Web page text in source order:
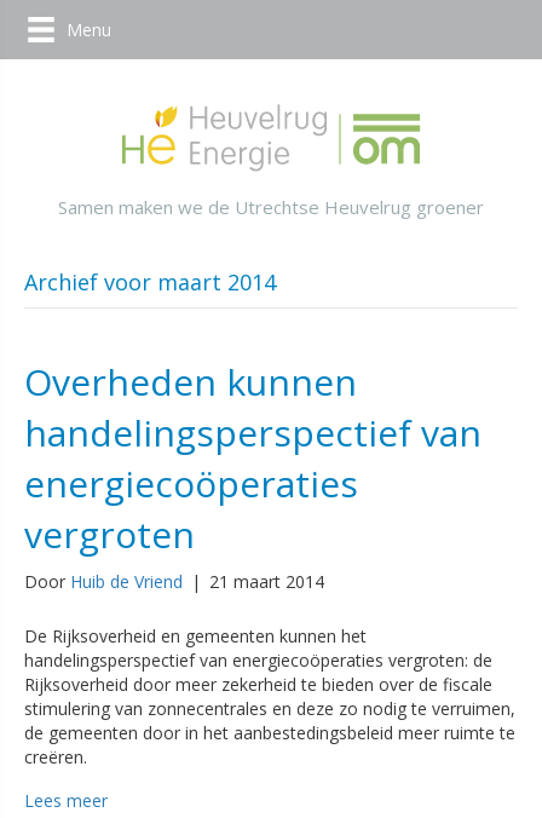
Menu
Samen maken we de Utrechtse Heuvelrug groener
Archief voor maart 2014
Overheden kunnen
handelingsperspectief van
energiecoöperaties
vergroten
Door Huib de Vriend | 21 maart 2014
De Rijksoverheid en gemeenten kunnen het
handelingsperspectief van energiecoöperaties vergroten: de
Rijksoverheid door meer zekerheid te bieden over de fiscale
stimulering van zonnecentrales en deze zo nodig te verruimen,
de gemeenten door in het aanbestedingsbeleid meer ruimte te
creëren.
Lees meer